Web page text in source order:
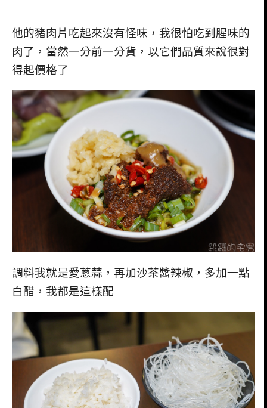
他的豬肉片吃起來沒有怪味，我很怕吃到腥味的
肉了，當然一分前一分貨，以它們品質來說很對
得起價格了
調料我就是愛蔥蒜，再加沙茶醬辣椒，多加一點
白醋，我都是這樣配